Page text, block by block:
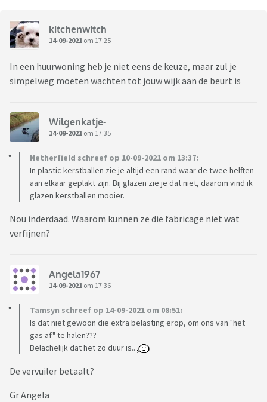
kitchenwitch
14-09-2021 om 17:25
In een huurwoning heb je niet eens de keuze, maar zul je
simpelweg moeten wachten tot jouw wijk aan de beurt is
Wilgenkatje-
14-09-2021 om 17:35
Netherfield schreef op 10-09-2021 om 13:37:
In plastic kerstballen zie je altijd een rand waar de twee helften
aan elkaar geplakt zijn. Bij glazen zie je dat niet, daarom vind ik
glazen kerstballen mooier.
Nou inderdaad. Waarom kunnen ze die fabricage niet wat
verfijnen?
Angela1967
14-09-2021 om 17:36
Tamsyn schreef op 14-09-2021 om 08:51:
Is dat niet gewoon die extra belasting erop, om ons van "het
gas af" te halen???
Belachelijk dat het zo duur is..
De vervuiler betaalt?
Gr Angela